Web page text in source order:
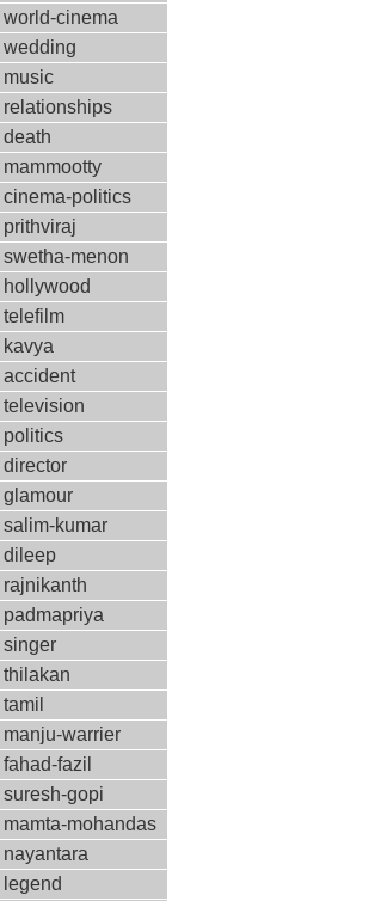
world-cinema
wedding
music
relationships
death
mammootty
cinema-politics
prithviraj
swetha-menon
hollywood
telefilm
kavya
accident
television
politics
director
glamour
salim-kumar
dileep
rajnikanth
padmapriya
singer
thilakan
tamil
manju-warrier
fahad-fazil
suresh-gopi
mamta-mohandas
nayantara
legend